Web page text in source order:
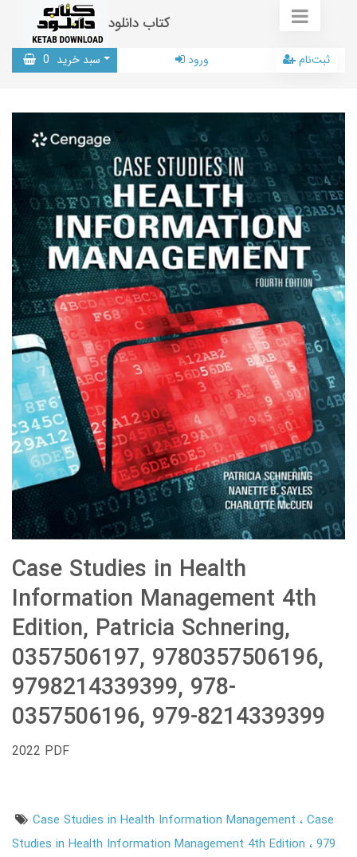
کتاب دانلود
سبد خرید 0 ورود ثبت‌نام
Case Studies in Health
Information Management 4th
Edition, Patricia Schnering,
0357506197, 9780357506196,
9798214339399, 978-
0357506196, 979-8214339399
2022 PDF
Case Studies in Health Information Management Case
Studies in Health Information Management 4th Edition
979